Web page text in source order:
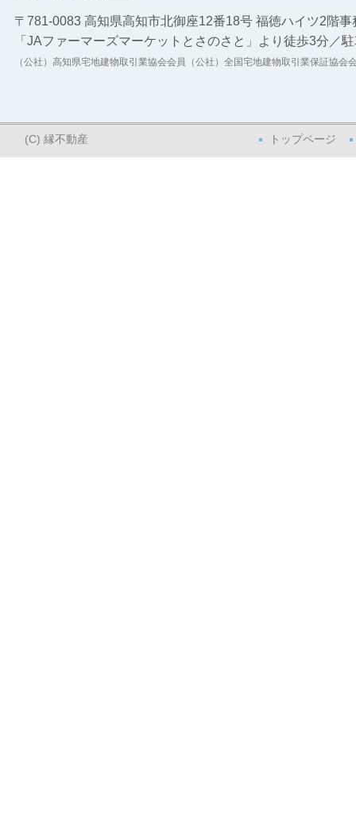
〒781-0083 高知県高知市北御座12番18号 福徳ハイツ2階事
「JAファーマーズマーケットとさのさと」より徒歩3分／
（公社）高知県宅地建物取引業協会会員（公社）全国宅地建物取引業保証協
(C) 縁不動産 トップページ